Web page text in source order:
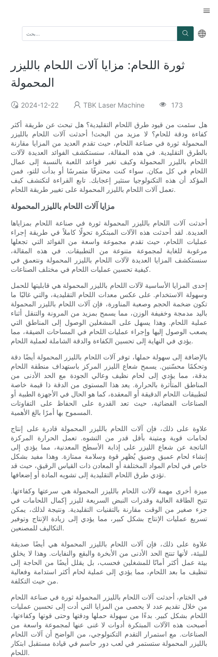
ثورة اللحام: مزايا آلات اللحام بالليزر
المحمولة
2024-12-22 TBK Laser Machine 173
هل سئمت من قيود طرق اللحام التقليدية؟ هل تبحث عن طريقة أكثر
كفاءة ودقة للحام؟ لا مزيد من البحث! أحدثت آلات اللحام بالليزر
المحمولة ثورة في صناعة اللحام، حيث تقدم العديد من المزايا مقارنة
بالطرق التقليدية. في هذه المقالة، سنستكشف الفوائد العديدة لآلات
اللحام بالليزر المحمولة وكيف تغير قواعد اللعبة بالنسبة إلى عمال
اللحام في كل مكان. سواء كنت محترفًا متمرسًا أو بدأت للتو، فمن
المؤكد أن هذه التكنولوجيا ستثير إعجابك. تابع القراءة لتكتشف كيف
تعمل آلات اللحام بالليزر المحمولة على تغيير طريقة اللحام.
مزايا آلات اللحام بالليزر المحمولة
أحدثت آلات اللحام بالليزر المحمولة ثورة في صناعة اللحام بمزاياها
العديدة. لقد أحدثت هذه الآلات المبتكرة تحولًا كاملاً في طريقة إجراء
عمليات اللحام، حيث تقدم مجموعة واسعة من الفوائد التي تجعلها
مرغوبة للغاية لمجموعة متنوعة من التطبيقات. في هذه المقالة،
سنستكشف المزايا العديدة لآلات اللحام بالليزر المحمولة ونتعمق في
كيفية تحسين عمليات اللحام في مختلف الصناعات.
إحدى المزايا الأساسية لآلات اللحام بالليزر المحمولة هي قابليتها للحمل
وسهولة الاستخدام. على عكس معدات اللحام التقليدية، والتي غالبًا ما
تكون ضخمة الحجم وصعبة المناورة، فإن آلات اللحام بالليزر المحمولة
باليد مدمجة وخفيفة الوزن، مما يسمح بمزيد من المرونة والتنقل أثناء
عملية اللحام. وهذا يسهل على المشغلين الوصول إلى المناطق التي
يصعب الوصول إليها وإجراء عمليات اللحام في المساحات الضيقة، مما
يؤدي في النهاية إلى تحسين الكفاءة والدقة الشاملة لعملية اللحام.
بالإضافة إلى سهولة حملها، توفر آلات اللحام بالليزر المحمولة أيضًا دقة
وتحكمًا محسّنين. يسمح شعاع الليزر المركز باستهداف منطقة اللحام
بدقة، مما يؤدي إلى لحام نظيف وعالي الجودة مع الحد الأدنى من
المناطق المتأثرة بالحرارة. يعد هذا المستوى من الدقة ذا قيمة خاصة
لتطبيقات اللحام الدقيقة أو المعقدة، كما هو الحال في الأجهزة الطبية أو
الصناعات الفضائية، حيث تعد القدرة على الحفاظ على التفاوتات
المسموح بها أمرًا بالغ الأهمية.
علاوة على ذلك، فإن آلات اللحام بالليزر المحمولة قادرة على إنتاج
لحامات قوية ومتينة بأقل قدر من التشوه. تعمل الحرارة المركزة
الناتجة عن شعاع الليزر على إذابة الأسطح المعدنية، مما يؤدي إلى
إنشاء لحام عميق وضيق يُظهر قوة وسلامة ممتازة. وهذا مفيد بشكل
خاص في لحام المواد المختلفة أو المعادن ذات القياس الرقيق، حيث قد
تؤدي طرق اللحام التقليدية إلى تشويه المادة أو إضعافها.
ميزة أخرى مهمة لآلات اللحام بالليزر المحمولة هي سرعتها وكفاءتها.
تتيح الطاقة العالية وقدرات النبض السريعة لليزر إكمال اللحامات في
جزء صغير من الوقت مقارنة بالتقنيات التقليدية. ونتيجة لذلك، يمكن
تسريع عمليات الإنتاج بشكل كبير، مما يؤدي إلى زيادة الإنتاج وتوفير
التكاليف للمصنعين.
علاوة على ذلك، فإن آلات اللحام بالليزر المحمولة هي أيضًا صديقة
للبيئة، لأنها تنتج الحد الأدنى من الأبخرة والبقع والنفايات. وهذا لا يخلق
بيئة عمل أكثر أمانًا للمشغلين فحسب، بل يقلل أيضًا من الحاجة إلى
تنظيف ما بعد اللحام، مما يؤدي إلى عملية لحام أكثر استدامة وفعالية
من حيث التكلفة.
في الختام، أحدثت آلات اللحام بالليزر المحمولة ثورة في صناعة اللحام
من خلال تقديم عدد لا يحصى من المزايا التي أدت إلى تحسين عمليات
اللحام بشكل كبير. بدءًا من سهولة حملها ودقتها وحتى قوتها وكفاءتها،
أصبحت هذه الآلات المبتكرة أدوات لا غنى عنها لمجموعة واسعة من
الصناعات. مع استمرار التقدم التكنولوجي، من الواضح أن آلات اللحام
بالليزر المحمولة ستستمر في لعب دور حاسم في قيادة مستقبل ابتكار
اللحام.